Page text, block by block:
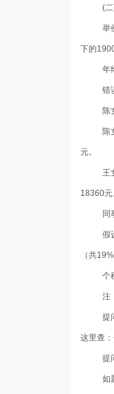
(二
举
下的
年
错
陈
陈
元。
王
18360元
同
假
（共19%
个
注
提
这里查
提
如